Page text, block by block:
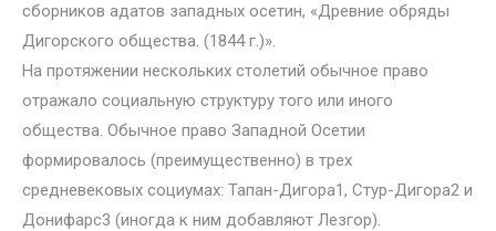
сборников адатов западных осетин, «Древние обряды
Дигорского общества. (1844 г.)».
На протяжении нескольких столетий обычное право
отражало социальную структуру того или иного
общества. Обычное право Западной Осетии
формировалось (преимущественно) в трех
средневековых социумах: Тапан-Дигора1, Стур-Дигора2 и
Донифарс3 (иногда к ним добавляют Лезгор).